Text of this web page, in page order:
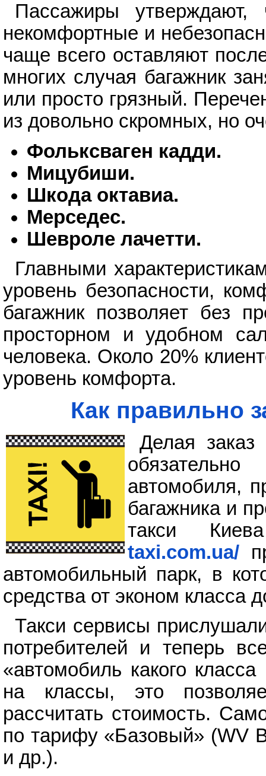
Пассажиры утверждают,
некомфортные и
чаще всего оставляют
многих случая багажник
или просто грязный.
из довольно скромных, но
Фольксваген кадди.
Мицубиши.
Шкода октавиа.
Мерседес.
Шевроле лачетти.
Главными
уровень безопасности,
багажник позволяет без
просторном и удобном
человека. Около 20%
уровень комфорта.
Как правильно
Делая заказ
автомобиля,
багажника и
такси
taxi.com.ua/
автомобильный парк, в
средства от эконом класса
Такси сервисы
потребителей и теперь
«автомобиль какого
на классы, это
рассчитать стоимость.
по тарифу «Базовый» (WV
и др.).